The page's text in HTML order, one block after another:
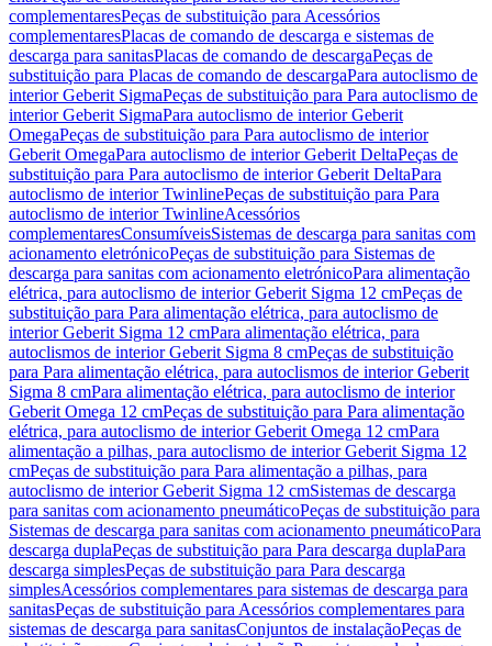
complementaresPeças de substituição para Acessórios
complementaresPlacas de comando de descarga e sistemas de
descarga para sanitasPlacas de comando de descargaPeças de
substituição para Placas de comando de descargaPara autoclismo de
interior Geberit SigmaPeças de substituição para Para autoclismo de
interior Geberit SigmaPara autoclismo de interior Geberit
OmegaPeças de substituição para Para autoclismo de interior
Geberit OmegaPara autoclismo de interior Geberit DeltaPeças de
substituição para Para autoclismo de interior Geberit DeltaPara
autoclismo de interior TwinlinePeças de substituição para Para
autoclismo de interior TwinlineAcessórios
complementaresConsumíveisSistemas de descarga para sanitas com
acionamento eletrónicoPeças de substituição para Sistemas de
descarga para sanitas com acionamento eletrónicoPara alimentação
elétrica, para autoclismo de interior Geberit Sigma 12 cmPeças de
substituição para Para alimentação elétrica, para autoclismo de
interior Geberit Sigma 12 cmPara alimentação elétrica, para
autoclismos de interior Geberit Sigma 8 cmPeças de substituição
para Para alimentação elétrica, para autoclismos de interior Geberit
Sigma 8 cmPara alimentação elétrica, para autoclismo de interior
Geberit Omega 12 cmPeças de substituição para Para alimentação
elétrica, para autoclismo de interior Geberit Omega 12 cmPara
alimentação a pilhas, para autoclismo de interior Geberit Sigma 12
cmPeças de substituição para Para alimentação a pilhas, para
autoclismo de interior Geberit Sigma 12 cmSistemas de descarga
para sanitas com acionamento pneumáticoPeças de substituição para
Sistemas de descarga para sanitas com acionamento pneumáticoPara
descarga duplaPeças de substituição para Para descarga duplaPara
descarga simplesPeças de substituição para Para descarga
simplesAcessórios complementares para sistemas de descarga para
sanitasPeças de substituição para Acessórios complementares para
sistemas de descarga para sanitasConjuntos de instalaçãoPeças de